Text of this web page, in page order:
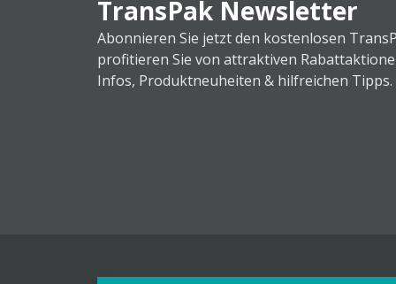
TransPak Newsletter
Abonnieren Sie jetzt den kostenlosen
profitieren Sie von attraktiven
Infos, Produktneuheiten & hilfreichen Tipps.